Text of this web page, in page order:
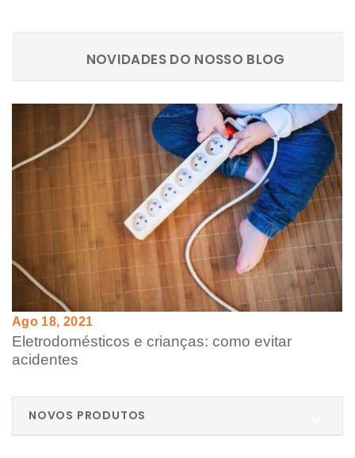
Ago 18, 2021
Eletrodomésticos e crianças: como evitar
acidentes
NOVIDADES DO NOSSO BLOG
Jun 23, 2021
Preparado para conhecer o Ar Condicionado
ideal para a sua casa?
NOVIDADES DO NOSSO BLOG
NOVOS PRODUTOS